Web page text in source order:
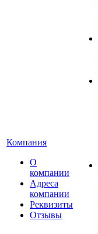
Компания
О
компании
Адреса
компании
Реквизиты
Отзывы